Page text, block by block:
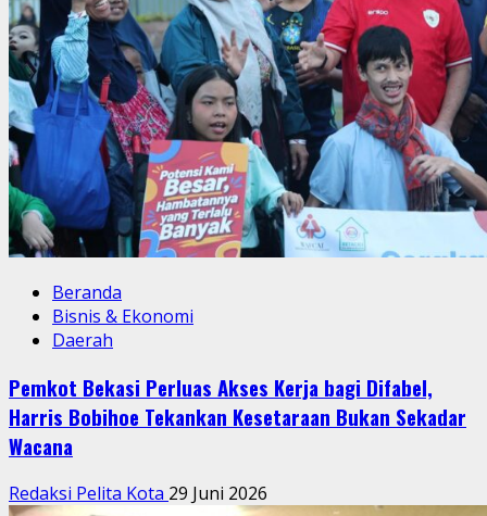
Beranda
Bisnis & Ekonomi
Daerah
Pemkot Bekasi Perluas Akses Kerja bagi Difabel,
Harris Bobihoe Tekankan Kesetaraan Bukan Sekadar
Wacana
Redaksi Pelita Kota 29 Juni 2026